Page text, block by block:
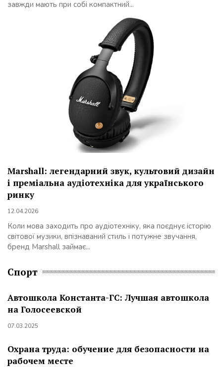
завжди мають при собі компактний...
Marshall: легендарний звук, культовий дизайн
і преміальна аудіотехніка для українського
ринку
12.04.2026
Коли мова заходить про аудіотехніку, яка поєднує історію
світової музики, впізнаваний стиль і потужне звучання,
бренд Marshall займає...
Спорт
Автошкола Константа-ГС: Лучшая автошкола
на Голосеевской
07.03.2025
Охрана труда: обучение для безопасности на
рабочем месте